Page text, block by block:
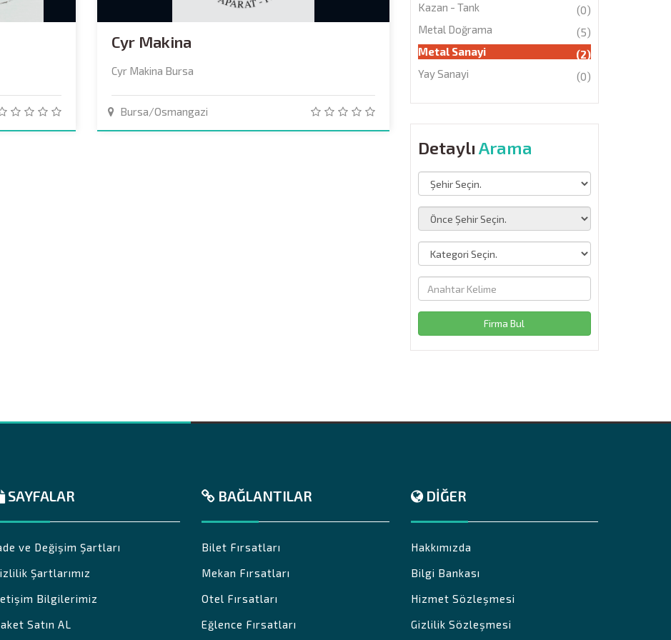
Cyr Makina
Cyr Makina Bursa
Bursa/Osmangazi
Kazan - Tank
(0)
Metal Doğrama
(5)
Metal Sanayi
(2)
Yay Sanayi
(0)
Detaylı Arama
Firma Bul
SAYFALAR
ve Değişim Şartları
Şartlarımız
Bilgilerimiz
Satın AL
BAĞLANTILAR
Bilet Fırsatları
Mekan Fırsatları
Otel Fırsatları
Eğlence Fırsatları
DIĞER
Hakkımızda
Bilgi Bankası
Hizmet Sözleşmesi
Gizlilik Sözleşmesi